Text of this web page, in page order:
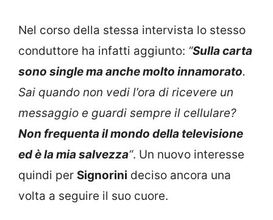
Nel corso della stessa intervista lo stesso
conduttore ha infatti aggiunto: “Sulla carta
sono single ma anche molto innamorato.
Sai quando non vedi l’ora di ricevere un
messaggio e guardi sempre il cellulare?
Non frequenta il mondo della televisione
ed è la mia salvezza“. Un nuovo interesse
quindi per Signorini deciso ancora una
volta a seguire il suo cuore.